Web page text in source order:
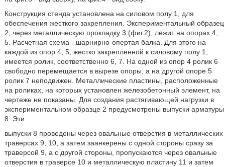
Конструкция стенда установлена на силовом полу 1, для
обеспечения жесткого закрепления. Экспериментальный образец
2, через металлическую прокладку 3 (фиг.2), лежит на опорах 4,
5. Расчетная схема - шарнирно-опертая балка. Для этого на
каждой из опор 4, 5, жестко закрепленной к силовому полу 1,
имеется ролик, соответственно 6, 7. На одной из опор 4 ролик 6
свободно перемещается в вырезе опоры, а на другой опоре 5
ролик 7 неподвижен. Металлические пластины, расположенные
на роликах, на которых установлен железобетонный элемент, на
чертеже не показаны. Для создания растягивающей нагрузки в
экспериментальном образце 2 предусмотрены выпуски арматуры
8. Эти
выпуски 8 проведены через овальные отверстия в металлических
траверсах 9, 10, а затем заанкерены с одной стороны сразу за
траверсой 9, а с другой стороны, пропускаются через овальные
отверстия в траверсе 10 и металлическую пластину 11 и затем